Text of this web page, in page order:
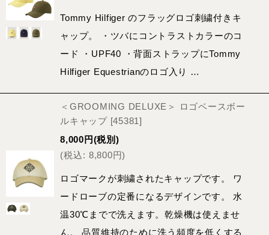
Tommy Hilfiger のフラッグロゴ刺繍付きキ
ャップ。 ・ツバにコントラストカラーのコ
ード ・UPF40 ・背面ストラップにTommy
Hilfiger Equestrianのロゴ入り …
＜GROOMING DELUXE＞ ロゴベースボー
ルキャップ [45381]
8,000 円(税別)
(税込: 8,800円)
ロゴマークが刺繍されたキャップです。 ワ
ードローブの定番になるデザインです。 水
温30℃までで洗えます。乾燥機は使えませ
ん。 品質維持のために洗う頻度を低くする